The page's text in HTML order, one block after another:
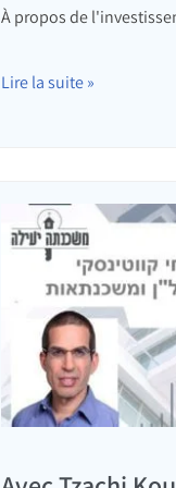
À propos de
Lire la suite »